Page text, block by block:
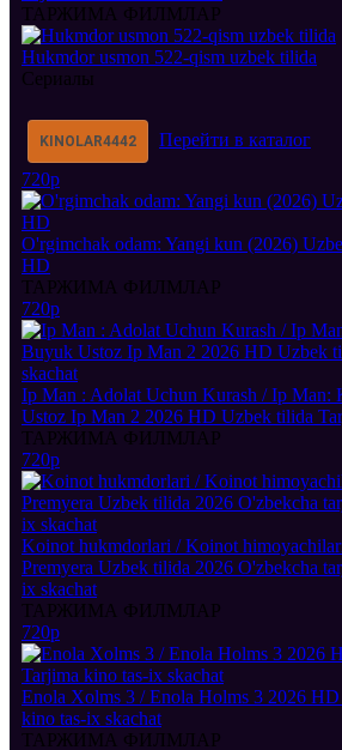
ТАРЖИМА ФИЛМЛАР
Hukmdor usmon 522-qism uzbek tilida
Сериалы
KINOLAR4442
Перейти в каталог
720p
O'rgimchak odam: Yangi kun (2026)
HD
ТАРЖИМА ФИЛМЛАР
720p
Ip Man : Adolat Uchun Kurash / Ip Man:
Ustoz Ip Man 2 2026 HD Uzbek tilida
ТАРЖИМА ФИЛМЛАР
720p
Koinot hukmdorlari / Koinot
Premyera Uzbek tilida 2026 O'zbekcha
ix skachat
ТАРЖИМА ФИЛМЛАР
720p
Enola Xolms 3 / Enola Holms 3 2026
kino tas-ix skachat
ТАРЖИМА ФИЛМЛАР